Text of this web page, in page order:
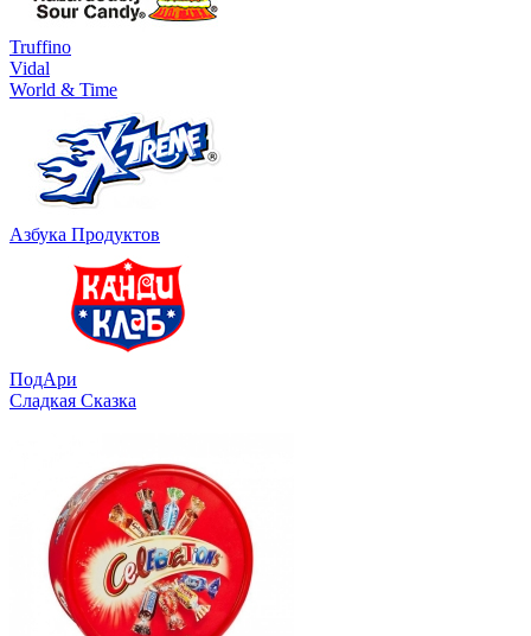
Truffino
Vidal
World & Time
Азбука Продуктов
ПодАри
Сладкая Сказка